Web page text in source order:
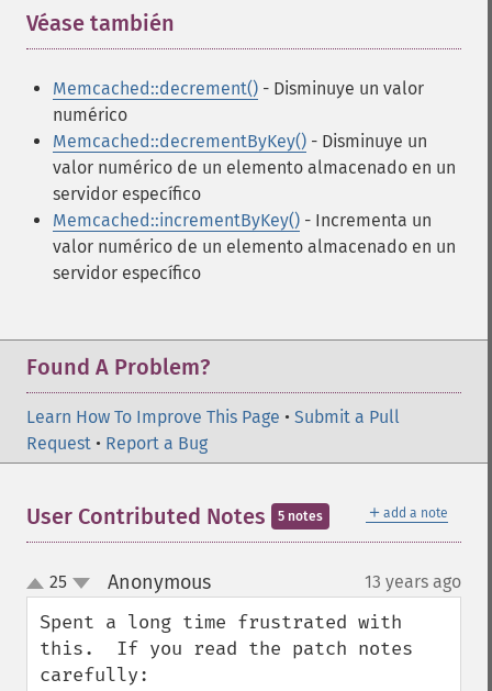
Véase también
Memcached::decrement() - Disminuye un valor
numérico
Memcached::decrementByKey() - Disminuye un
valor numérico de un elemento almacenado en un
servidor específico
Memcached::incrementByKey() - Incrementa un
valor numérico de un elemento almacenado en un
servidor específico
Found A Problem?
Learn How To Improve This Page • Submit a Pull
Request • Report a Bug
＋ add a note
User Contributed Notes 5 notes
up
down
25 Anonymous¶ 13 years ago
Spent a long time frustrated with
this.  If you read the patch notes
carefully: